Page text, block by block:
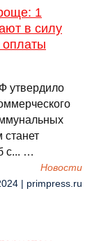
1
в силу
утвердило
станет
с... …
Новости
| primpress.ru